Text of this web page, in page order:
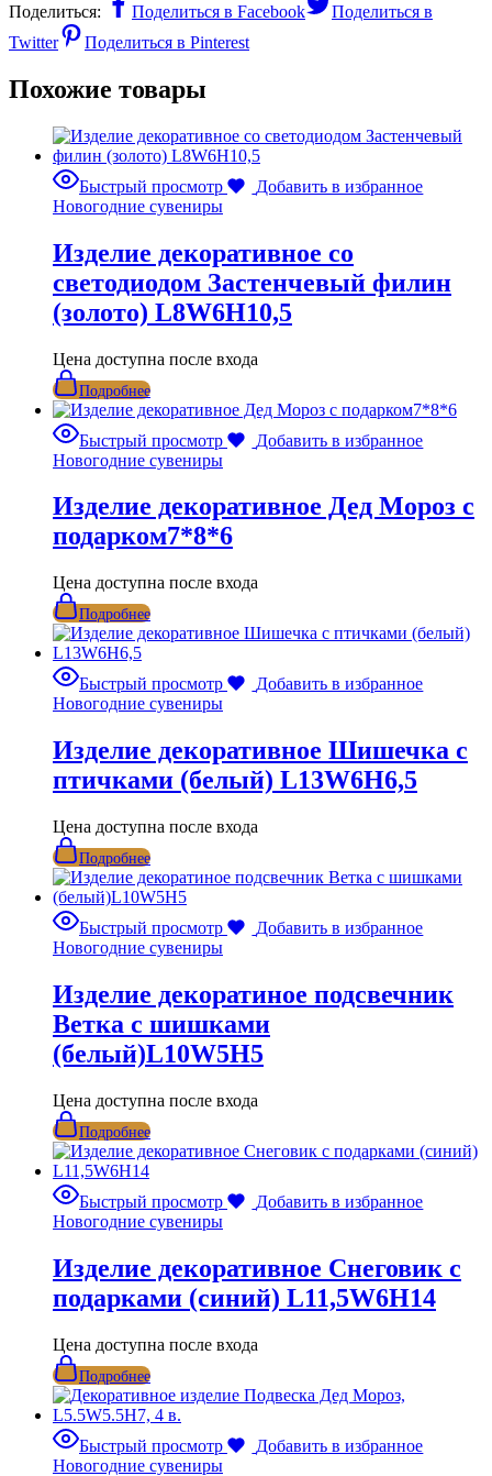
Поделиться:
Поделиться в Facebook
Поделиться в
Twitter
Поделиться в Pinterest
Похожие товары
Быстрый просмотр
Добавить в избранное
Новогодние сувениры
Изделие декоративное со
светодиодом Застенчевый филин
(золото) L8W6H10,5
Цена доступна после входа
Подробнее
Быстрый просмотр
Добавить в избранное
Новогодние сувениры
Изделие декоративное Дед Мороз с
подарком7*8*6
Цена доступна после входа
Подробнее
Быстрый просмотр
Добавить в избранное
Новогодние сувениры
Изделие декоративное Шишечка с
птичками (белый) L13W6H6,5
Цена доступна после входа
Подробнее
Быстрый просмотр
Добавить в избранное
Новогодние сувениры
Изделие декоратиное подсвечник
Ветка с шишками
(белый)L10W5H5
Цена доступна после входа
Подробнее
Быстрый просмотр
Добавить в избранное
Новогодние сувениры
Изделие декоративное Снеговик с
подарками (синий) L11,5W6H14
Цена доступна после входа
Подробнее
Быстрый просмотр
Добавить в избранное
Новогодние сувениры